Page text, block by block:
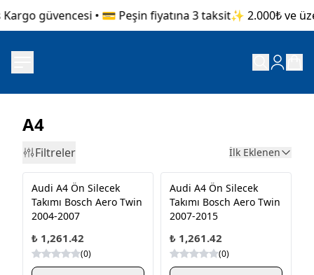
güvencesi • 💳 Peşin fiyatına 3 taksit✨ 2.000₺ ve
A4
Filtreler İlk Eklenen
Audi A4 Ön Silecek
Takımı Bosch Aero Twin
2004-2007
₺ 1,261.42
(0)
Audi A4 Ön Silecek
Takımı Bosch Aero Twin
2007-2015
₺ 1,261.42
(0)